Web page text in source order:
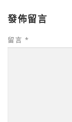
發佈留言
留言 *